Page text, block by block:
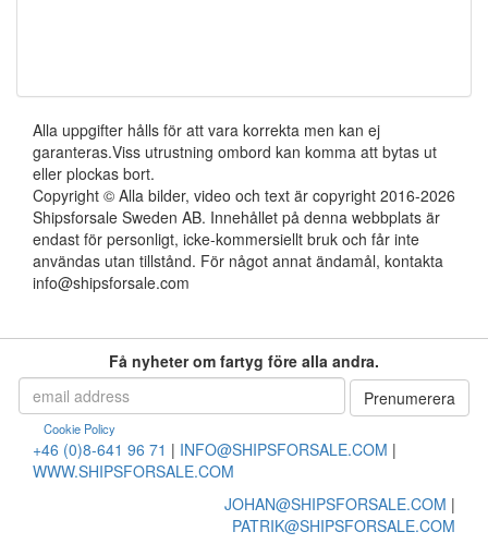
Alla uppgifter hålls för att vara korrekta men kan ej
garanteras.Viss utrustning ombord kan komma att bytas ut
eller plockas bort.
Copyright © Alla bilder, video och text är copyright 2016-2026
Shipsforsale Sweden AB. Innehållet på denna webbplats är
endast för personligt, icke-kommersiellt bruk och får inte
användas utan tillstånd. För något annat ändamål, kontakta
info@shipsforsale.com
Få nyheter om fartyg före alla andra.
Cookie Policy
+46 (0)8-641 96 71 | INFO@SHIPSFORSALE.COM |
WWW.SHIPSFORSALE.COM
JOHAN@SHIPSFORSALE.COM |
PATRIK@SHIPSFORSALE.COM